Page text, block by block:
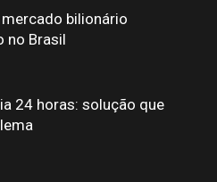
bilionário
no Brasil
24 horas: solução que